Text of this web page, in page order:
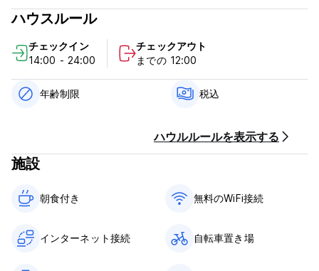
リクエストしていただければ、ベッドに余裕がある場合は可能で
す。シンプルなドミトリースタイルの寝具を備えたホステルで、
タオルと毛布は料金に含まれていますが、デポジットが必要で、
デポジットでロッカーキーも入手できます。
ないようにしてください。共用エリアがありますので、ご安心く
ハウスルール
チェックイン
14:00 - 24:00
チェックアウト
までの 12:00
年齢制限 税込
ハウルルールを表示する
施設
朝食付き‎ 無料のWiFi接続
インターネット接続 自転車置き場